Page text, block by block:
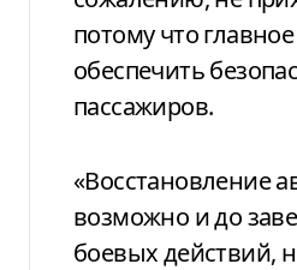
потому что главное
обеспечить
пассажиров.
«Восстановление
возможно и до
боевых действий,